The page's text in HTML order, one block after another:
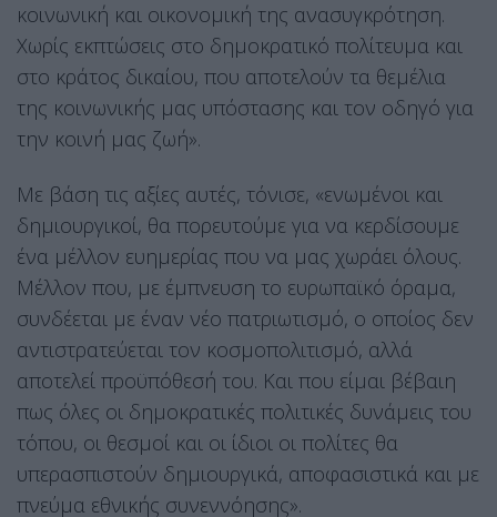
κοινωνική και οικονομική της ανασυγκρότηση.
Χωρίς εκπτώσεις στο δημοκρατικό πολίτευμα και
στο κράτος δικαίου, που αποτελούν τα θεμέλια
της κοινωνικής μας υπόστασης και τον οδηγό για
την κοινή μας ζωή».
Με βάση τις αξίες αυτές, τόνισε, «ενωμένοι και
δημιουργικοί, θα πορευτούμε για να κερδίσουμε
ένα μέλλον ευημερίας που να μας χωράει όλους.
Μέλλον που, με έμπνευση το ευρωπαϊκό όραμα,
συνδέεται με έναν νέο πατριωτισμό, ο οποίος δεν
αντιστρατεύεται τον κοσμοπολιτισμό, αλλά
αποτελεί προϋπόθεσή του. Και που είμαι βέβαιη
πως όλες οι δημοκρατικές πολιτικές δυνάμεις του
τόπου, οι θεσμοί και οι ίδιοι οι πολίτες θα
υπερασπιστούν δημιουργικά, αποφασιστικά και με
πνεύμα εθνικής συνεννόησης».